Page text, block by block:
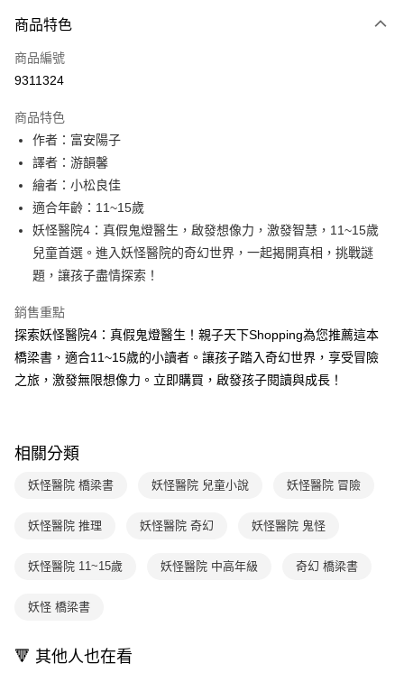
信用卡一次付款
LINE Pay
大哥付你分期
相關說明
【大哥付你分期使用說明】
1.本服務由台灣大哥大提供，台灣大哥大用戶可立即使用無須另外申請。
2.付款方式選擇「大哥付你分期」，訂單成立後會自動跳轉到大哥付的交易
流程，驗證手機門號後，選擇欲分期的期數、繳款截止日，確認付款後即完
3.實際核准額度、可分期數及費用金額請依後續交易確認頁面所載為準。
4.訂單成立30分鐘內，如未前往確認交易或遇審核未通過，訂單將自動取
法說明評估內容。
1.分期款項不併入電信帳單，「大哥付你分期」於每月結算日後寄送繳費提
醒簡訊。
2.透過簡訊連結打開帳單後，可選擇「超商條碼／台灣大直營門市／銀行轉
帳／街口支付／iPASS MONEY」等通路繳費。
用戶於交易時，得透過本服務購買商品或服務，並由商店將買賣／分期付款
2.基於同意付款使用「大哥付你分期」之契約關係目的，商店將以您的個人
由本公司與您本人進行分期帳單所需資料之確認、核對及更正。
3.完整用戶服務條款，請詳閱以下連結：
https://oppay.tw/userRule
AFTEE先享後付
相關說明
【關於「AFTEE先享後付」】
AFTEE先享後付是「在收到商品之後才付款」的支付方式。 讓您購物簡單
便利好安心！
１．簡單：不需註冊會員、不需綁卡、不需儲值。
３．安心：先確認商品／服務後，再付款。
１．於結帳方式選擇「AFTEE先享後付」後，將跳轉至「AFTEE先享後付」
結帳頁面，進行簡訊認證並確認金額後，即可完成結帳。
※ 請注意：結帳手續完成當下不需立刻繳費，但若您需要取消訂單，請聯絡
購買商品的店家。未經商家同意取消之訂單仍視為有效，需透過AFTEE先享
後付繳納相關費用。
※ 交易是否成功請以「AFTEE先享後付 」之結帳頁面顯示為準，若有關於
客戶支援中心」https://netprotections.freshdesk.com/support/home
【注意事項】
１．透過由恩沛科技股份有限公司提供之「AFTEE先享後付」服務完成之交
權轉讓予恩沛科技股份有限公司。
３．未成年的使用者請事先徵得法定代理人或監護人之同意方可使用
ATM付款
付款後全家取貨
每筆NT$70，滿NT$800(含以上)免運費
付款後7-11取貨
每筆NT$70，滿NT$800(含以上)免運費
離島宅配（澎湖、金門、馬祖、小琉球；不適用於郵局i郵箱）
每筆NT$200
商品特色
商品編號
9311324
商品特色
作者：富安陽子
譯者：游韻馨
繪者：小松良佳
適合年齡：11~15歲
妖怪醫院4：真假鬼燈醫生，啟發想像力，激發智慧，11~15歲
兒童首選。進入妖怪醫院的奇幻世界，一起揭開真相，挑戰謎
題，讓孩子盡情探索！
銷售重點
探索妖怪醫院4：真假鬼燈醫生！親子天下Shopping為您推薦這本
橋梁書，適合11~15歲的小讀者。讓孩子踏入奇幻世界，享受冒險
之旅，激發無限想像力。立即購買，啟發孩子閱讀與成長！
相關分類
妖怪醫院 橋梁書 妖怪醫院 兒童小說 妖怪醫院 冒險
妖怪醫院 推理 妖怪醫院 奇幻 妖怪醫院 鬼怪
妖怪醫院 11~15歲 妖怪醫院 中高年級 奇幻 橋梁書
妖怪 橋梁書
🔻 其他人也在看